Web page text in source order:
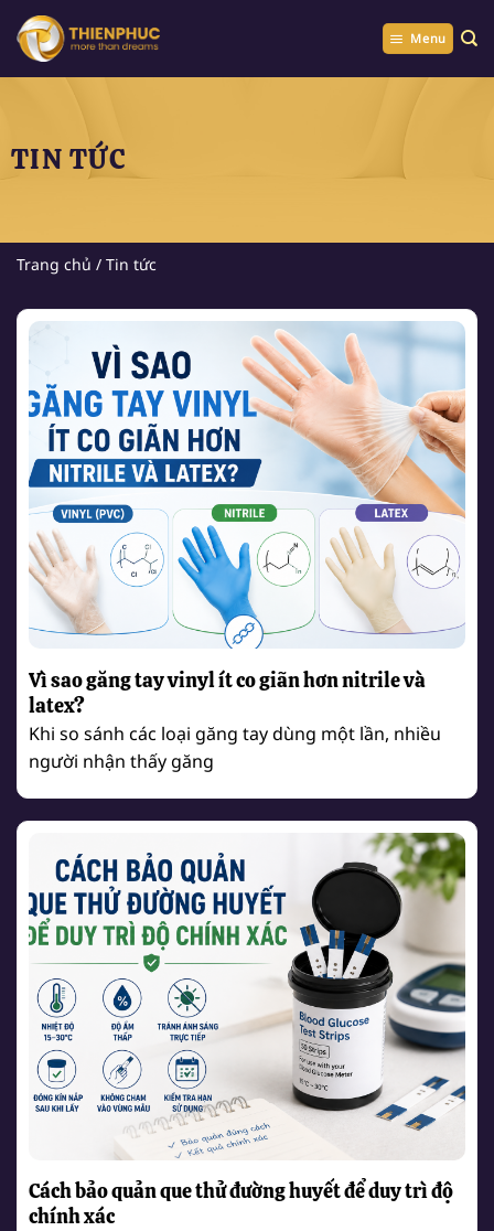
Chuyển
đến
Menu
TIN TỨC
Trang chủ / Tin tức
Vì sao găng tay vinyl ít co giãn hơn nitrile và
latex?
Khi so sánh các loại găng tay dùng một lần, nhiều
người nhận thấy găng
Cách bảo quản que thử đường huyết để duy trì độ
chính xác